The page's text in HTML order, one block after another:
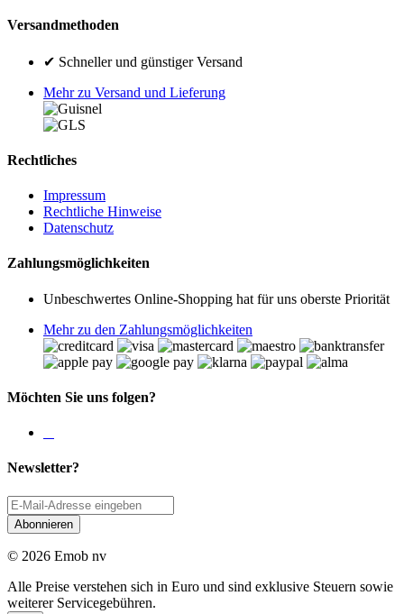
Versandmethoden
✔ Schneller und günstiger Versand
Mehr zu Versand und Lieferung
Rechtliches
Impressum
Rechtliche Hinweise
Datenschutz
Zahlungsmöglichkeiten
Unbeschwertes Online-Shopping hat für uns oberste Priorität
Mehr zu den Zahlungsmöglichkeiten
Möchten Sie uns folgen?
Newsletter?
Abonnieren
© 2026 Emob nv
Alle Preise verstehen sich in Euro und sind exklusive Steuern sowie
weiterer Servicegebühren.